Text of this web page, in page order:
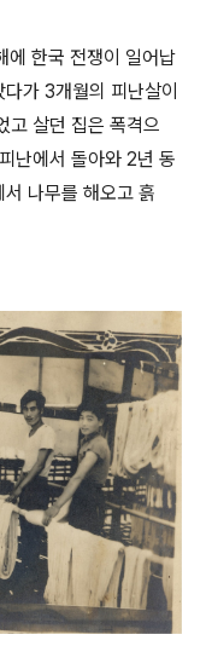
에 한국 전쟁이 일어납
가 3개월의 피난살이
고 살던 집은 폭격으
난에서 돌아와 2년 동
나무를 해오고 흙